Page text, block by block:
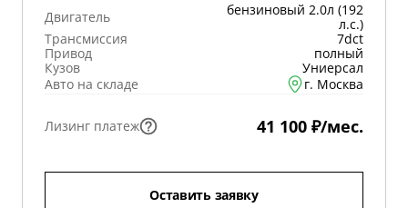
Двигатель
бензиновый 2.0л (192
л.с.)
Трансмиссия
7dct
Привод
полный
Кузов
Униерсал
Авто на складе
г. Москва
Лизинг платеж 41 100 ₽/мес.
Оставить заявку